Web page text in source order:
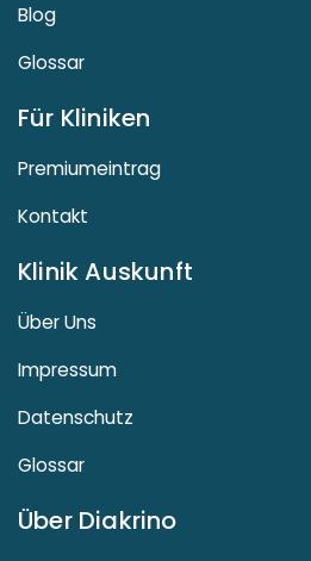
Blog
Glossar
Für Kliniken
Premiumeintrag
Kontakt
Klinik Auskunft
Über Uns
Impressum
Datenschutz
Glossar
Über Diakrino